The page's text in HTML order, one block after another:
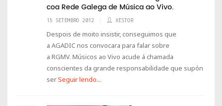
coa Rede Galega de Música ao Vivo.
15 SETEMBRO 2012 XESTOR
Despois de moito insistir, conseguimos que
a AGADIC nos convocara para falar sobre
a RGMV. Músicos ao Vivo acude á chamada
conscientes da grande responsabilidade que supón
serSeguir lendo...